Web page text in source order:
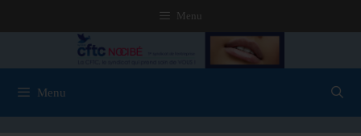
Menu
Menu